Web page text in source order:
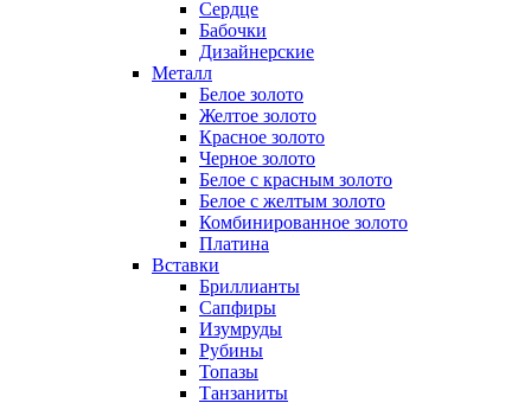
Сердце
Бабочки
Дизайнерские
Металл
Белое золото
Желтое золото
Красное золото
Черное золото
Белое с красным золото
Белое с желтым золото
Комбинированное золото
Платина
Вставки
Бриллианты
Сапфиры
Изумруды
Рубины
Топазы
Танзаниты